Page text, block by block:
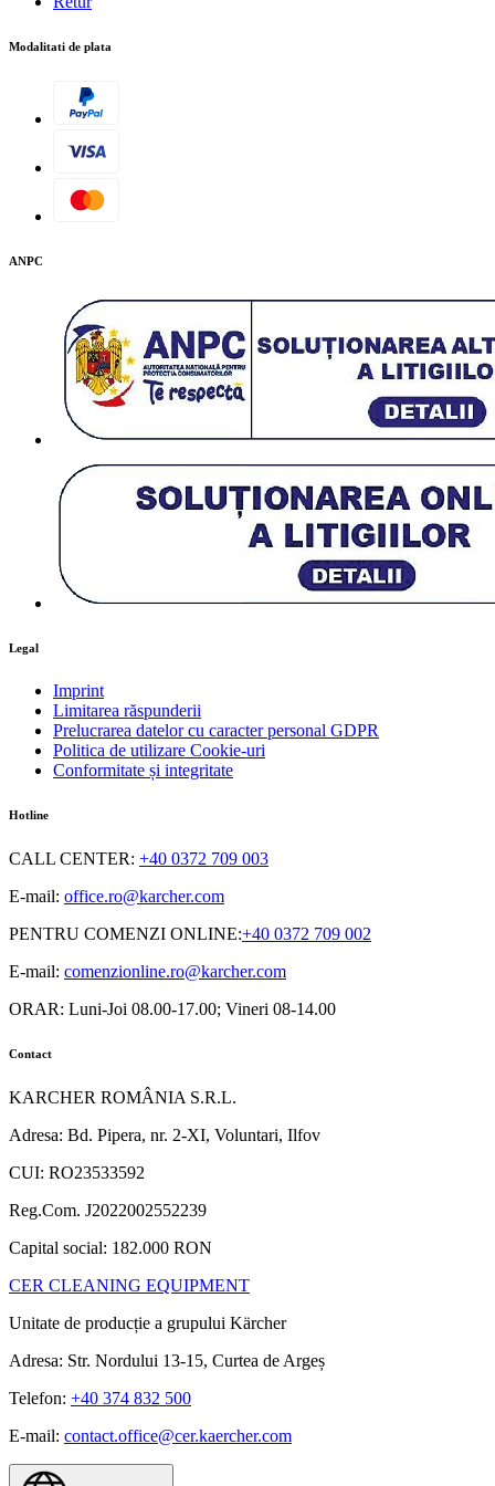
Modalitati de plata
ANPC
Legal
Imprint
Limitarea răspunderii
Prelucrarea datelor cu caracter personal GDPR
Politica de utilizare Cookie-uri
Conformitate și integritate
Hotline
CALL CENTER: +40 0372 709 003
E-mail: office.ro@karcher.com
PENTRU COMENZI ONLINE:+40 0372 709 002
E-mail: comenzionline.ro@karcher.com
ORAR: Luni-Joi 08.00-17.00; Vineri 08-14.00
Contact
KARCHER ROMÂNIA S.R.L.
Adresa: Bd. Pipera, nr. 2-XI, Voluntari, Ilfov
CUI: RO23533592
Reg.Com. J2022002552239
Capital social: 182.000 RON
CER CLEANING EQUIPMENT
Unitate de producție a grupului Kärcher
Adresa: Str. Nordului 13-15, Curtea de Argeș
Telefon: +40 374 832 500
E-mail: contact.office@cer.kaercher.com